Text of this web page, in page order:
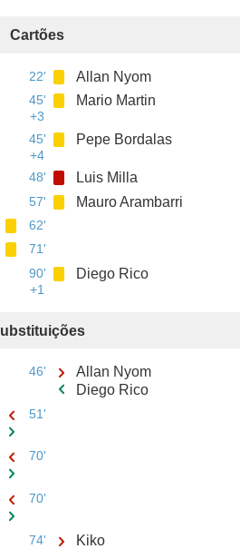
Cartões
22' Allan Nyom
45'
+3
Mario Martin
45'
+4
Pepe Bordalas
48' Luis Milla
57'
Mauro Arambarri
62'
71'
90'
+1
Diego Rico
46'
Allan Nyom
Diego Rico
51'
70'
70'
74'
Kiko